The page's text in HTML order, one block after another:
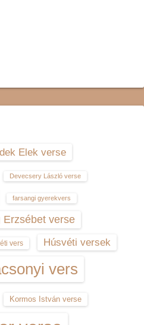
Elek verse
Devecsery László verse
farsangi gyerekvers
Erzsébet verse
vers Húsvéti versek
vers
Kormos István verse